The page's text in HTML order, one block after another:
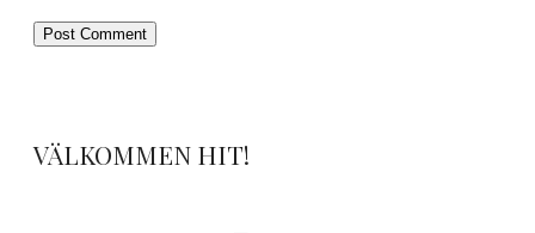
VÄLKOMMEN HIT!